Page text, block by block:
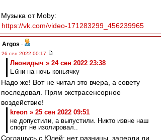
Музыка от Moby:
https://vk.com/video-171283299_456239965
Argos -
26 сен 2022 00:17
Леонидыч » 24 сен 2022 23:38
Ебни на ночь коньячку
Надо же! Вот не читал это вчера, а совету
последовал. Прям экстрасенсорное
воздействие!
kreon » 25 сен 2022 09:51
не допустили, а выпустили. Никто извне наш
спорт не изолировал..
Соглашусь с Юлей: нет разницы, заперли ли